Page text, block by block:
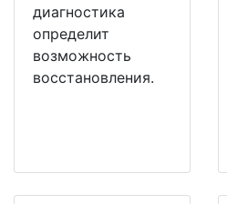
диагностика
определит
возможность
восстановления.